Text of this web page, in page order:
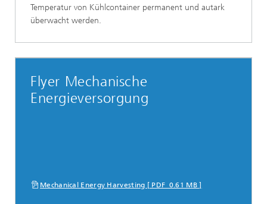
Temperatur von Kühlcontainer permanent und autark
überwacht werden.
Flyer Mechanische
Energieversorgung
Mechanical Energy Harvesting [ PDF 0.61 MB ]